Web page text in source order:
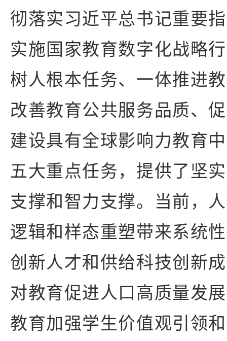
彻落实习近平总书记重要
实施国家教育数字化战略
树人根本任务、一体推进
改善教育公共服务品质、
建设具有全球影响力教育
五大重点任务，提供了坚
支撑和智力支撑。当前，
逻辑和样态重塑带来系统
创新人才和供给科技创新
对教育促进人口高质量发
教育加强学生价值观引领